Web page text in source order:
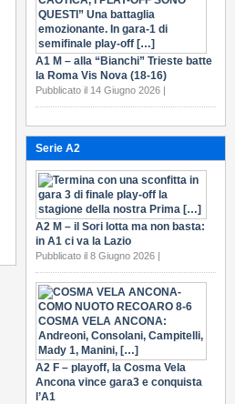
A1 M – alla “Bianchi” Trieste batte
la Roma Vis Nova (18-16)
Pubblicato il 14 Giugno 2026 |
Serie A2
A2 M – il Sori lotta ma non basta:
in A1 ci va la Lazio
Pubblicato il 8 Giugno 2026 |
A2 F – playoff, la Cosma Vela
Ancona vince gara3 e conquista
l’A1